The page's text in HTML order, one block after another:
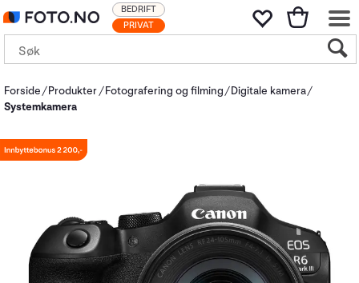
PRIVAT
BEDRIFT
Forside Produkter Fotografering og filming
Digitale kamera
Systemkamera